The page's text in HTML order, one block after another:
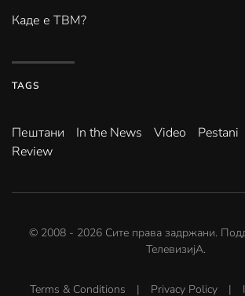
Каде е ТВМ?
TAGS
Пештани In the News Video Pestani
Review
© 2008 - 2026 Сите права задржани.
ТелевизијА.
Terms & Conditions | Privacy Policy |